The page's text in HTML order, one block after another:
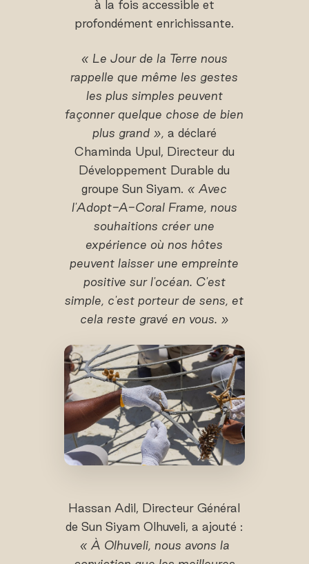
à la fois accessible et
profondément enrichissante.
« Le Jour de la Terre nous
rappelle que même les gestes
les plus simples peuvent
façonner quelque chose de bien
plus grand », a déclaré
Chaminda Upul, Directeur du
Développement Durable du
groupe Sun Siyam. « Avec
l'Adopt-A-Coral Frame, nous
souhaitions créer une
expérience où nos hôtes
peuvent laisser une empreinte
positive sur l'océan. C'est
simple, c'est porteur de sens, et
cela reste gravé en vous. »
Hassan Adil, Directeur Général
de Sun Siyam Olhuveli, a ajouté :
« À Olhuveli, nous avons la